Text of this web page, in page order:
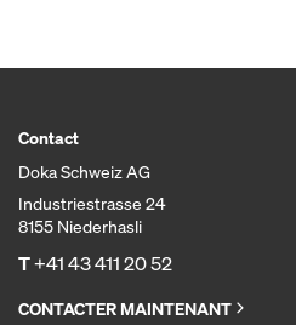
Contact
Doka Schweiz AG
Industriestrasse 24
8155 Niederhasli
T+41 43 411 20 52
CONTACTER MAINTENANT